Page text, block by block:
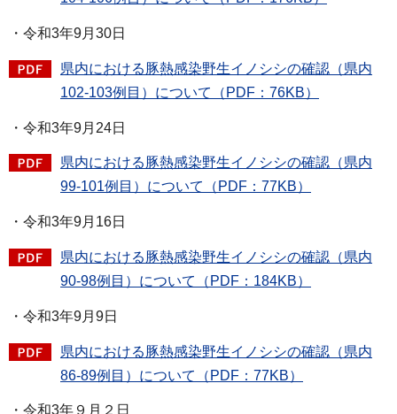
・令和3年9月30日
県内における豚熱感染野生イノシシの確認（県内
102-103例目）について（PDF：76KB）
・令和3年9月24日
県内における豚熱感染野生イノシシの確認（県内
99-101例目）について（PDF：77KB）
・令和3年9月16日
県内における豚熱感染野生イノシシの確認（県内
90-98例目）について（PDF：184KB）
・令和3年9月9日
県内における豚熱感染野生イノシシの確認（県内
86-89例目）について（PDF：77KB）
・令和3年９月２日